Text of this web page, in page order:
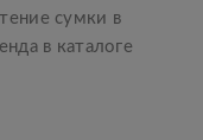
сумки в
в каталоге